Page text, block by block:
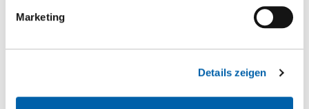
Marketing
Details zeigen
Zur Favoritenliste hinzufügen